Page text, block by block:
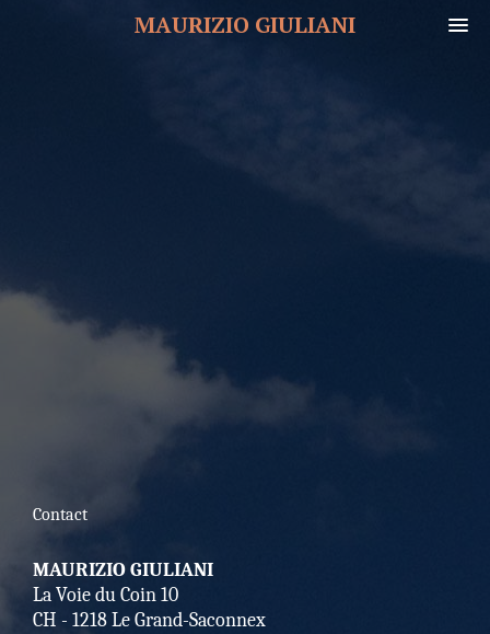
MAURIZIO GIULIANI
Contact
MAURIZIO GIULIANI
La Voie du Coin 10
CH - 1218 Le Grand-Saconnex